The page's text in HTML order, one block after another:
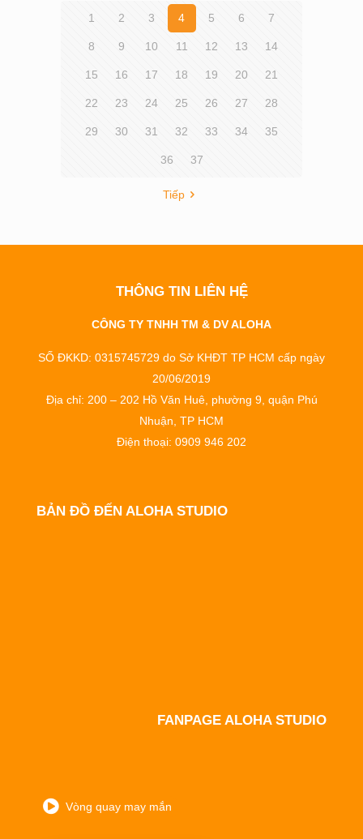
1 2 3 4 5 6 7
8 9 10 11 12 13 14
15 16 17 18 19 20 21
22 23 24 25 26 27 28
29 30 31 32 33 34 35
36 37
Tiếp
THÔNG TIN LIÊN HỆ
CÔNG TY TNHH TM & DV ALOHA
SỐ ĐKKD: 0315745729 do Sở KHĐT TP HCM cấp ngày
20/06/2019
Địa chỉ: 200 – 202 Hồ Văn Huê, phường 9, quận Phú
Nhuận, TP HCM
Điện thoại: 0909 946 202
BẢN ĐỒ ĐẾN ALOHA STUDIO
FANPAGE ALOHA STUDIO
Vòng quay may mắn